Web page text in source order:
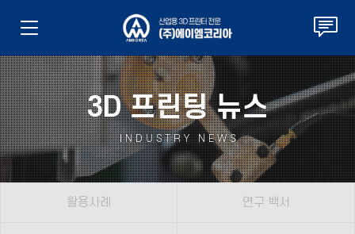
3D 프린팅 뉴스
INDUSTRY NEWS
활용사례 연구 백서